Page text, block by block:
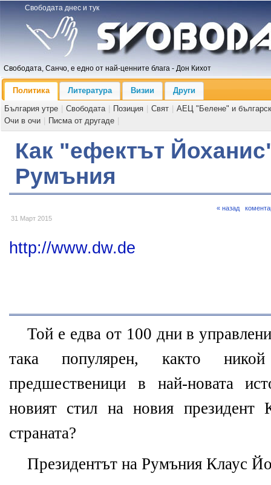
Свободата днес и тук
Свободата, Санчо, е едно от най-ценните блага - Дон Кихот
Политика Литература Визии
Други
България утре
Свободата Позиция Свят
АЕЦ "Белене" и
Очи в очи
Писма от другаде
Как "ефектът
Румъния
31 Март 2015
« назад
http://www.dw.de
Той е едва от 100 дни в
така популярен, както
предшественици в най-новата
новият стил на новия президент
страната?
Президентът на Румъния Клаус